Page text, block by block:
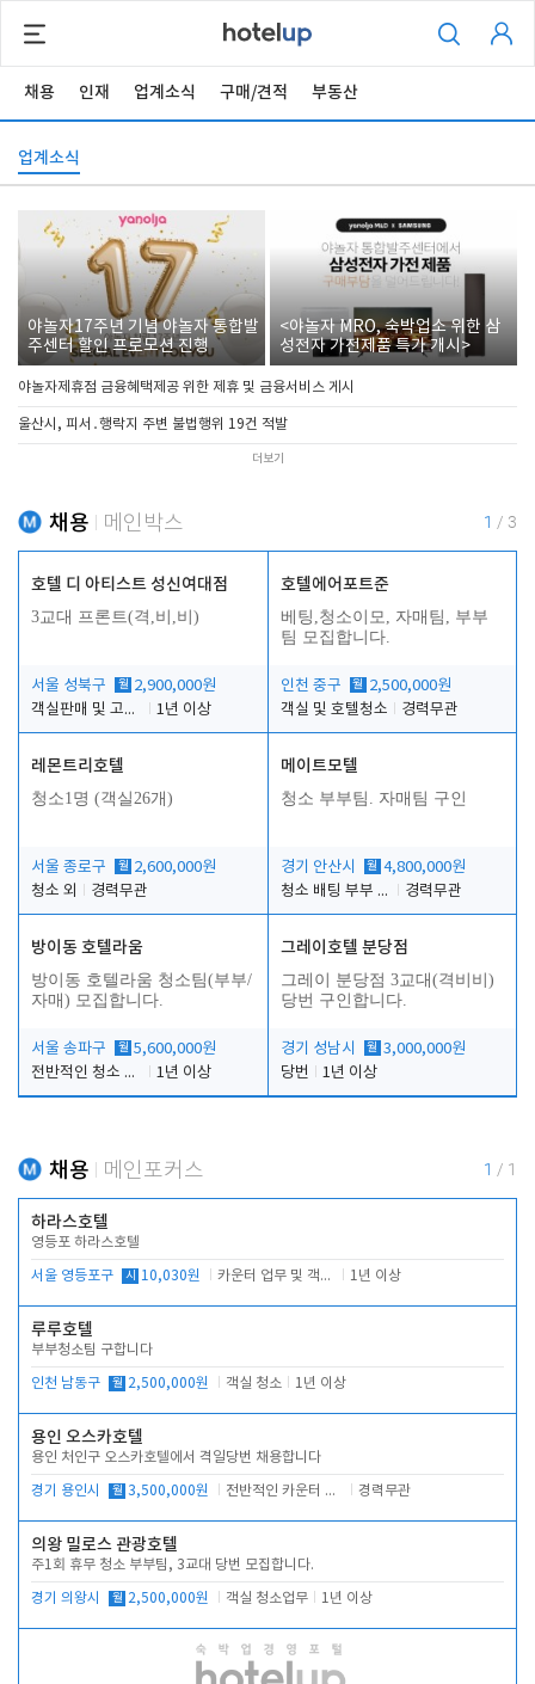
채용 인재 업계소식 구매/견적 부동산
업계소식
야놀자17주년 기념 야놀자 통합발
주센터 할인 프로모션 진행
<야놀자 MRO, 숙박업소 위한 삼
성전자 가전제품 특가 개시>
야놀자제휴점 금융혜택제공 위한 제휴 및 금융서비스 게시
울산시, 피서․행락지 주변 불법행위 19건 적발
더보기
채용 메인박스 1 / 3
호텔 디 아티스트 성신여대점
3교대 프론트(격,비,비)
서울 성북구 월 2,900,000원
객실판매 및 고객응대
1년 이상
호텔에어포트준
베팅,청소이모, 자매팀, 부부
팀 모집합니다.
인천 중구 월 2,500,000원
객실 및 호텔청소
경력무관
레몬트리호텔
청소1명 (객실26개)
서울 종로구 월 2,600,000원
청소 외
경력무관
메이트모텔
청소 부부팀. 자매팀 구인
경기 안산시 월 4,800,000원
청소 배팅 부부 구합니다
경력무관
방이동 호텔라움
방이동 호텔라움 청소팀(부부/
자매) 모집합니다.
서울 송파구 월 5,600,000원
전반적인 청소 업무(객실청소.객실정리)
1년 이상
그레이호텔 분당점
그레이 분당점 3교대(격비비)
당번 구인합니다.
경기 성남시 월 3,000,000원
당번
1년 이상
채용 메인포커스 1 / 1
하라스호텔
영등포 하라스호텔
서울 영등포구 시 10,030원 카운터 업무 및 객실관리(청소상태 확인, 객실판매) 1년 이상
루루호텔
부부청소팀 구합니다
인천 남동구 월 2,500,000원 객실 청소 1년 이상
용인 오스카호텔
용인 처인구 오스카호텔에서 격일당번 채용합니다
경기 용인시 월 3,500,000원 전반적인 카운터 업무 경력무관
의왕 밀로스 관광호텔
주1회 휴무 청소 부부팀, 3교대 당번 모집합니다.
경기 의왕시 월 2,500,000원 객실 청소업무 1년 이상